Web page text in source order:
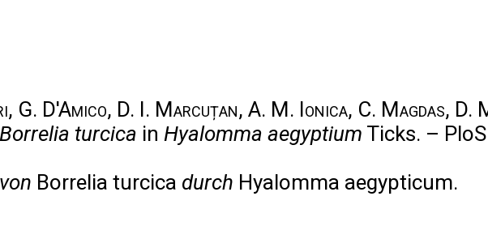
G. D'Amico, D. I. Marcuțan, A. M. Ionica, C. Magdas, D.
Borrelia turcica in Hyalomma aegyptium Ticks. –
Borrelia turcica durch Hyalomma aegypticum.